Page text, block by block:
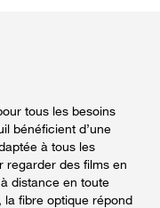
tous les besoins
bénéficient d’une
à tous les
regarder des films en
distance en toute
la fibre optique répond